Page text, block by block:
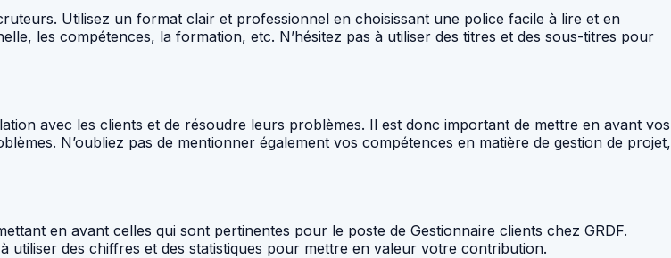
Utilisez un format clair et professionnel en choisissant une police facile à lire et en
les compétences, la formation, etc. N’hésitez pas à utiliser des titres et des sous-titres pour
avec les clients et de résoudre leurs problèmes. Il est donc important de mettre en avant vos
N’oubliez pas de mentionner également vos compétences en matière de gestion de projet,
en avant celles qui sont pertinentes pour le poste de Gestionnaire clients chez GRDF.
utiliser des chiffres et des statistiques pour mettre en valeur votre contribution.